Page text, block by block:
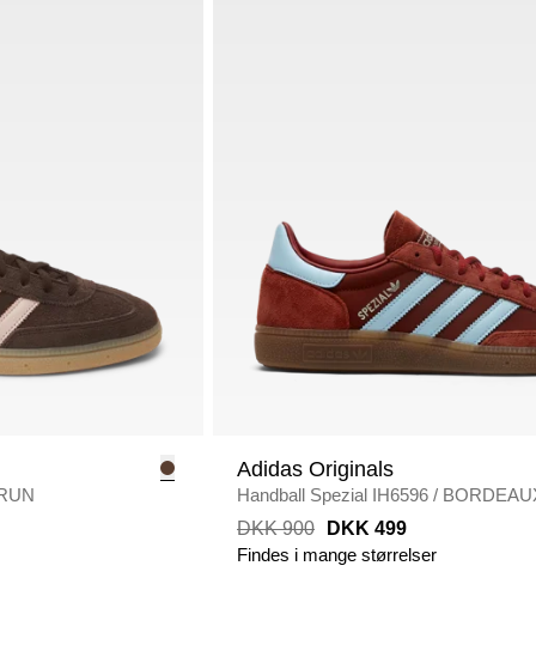
Adidas Originals
Handball Spezial IH6596 /
DKK 900
DKK 499
Findes i mange størrelser